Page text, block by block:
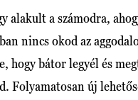
alakult a számodra,
nincs okod az
hogy bátor legyél és
Folyamatosan új